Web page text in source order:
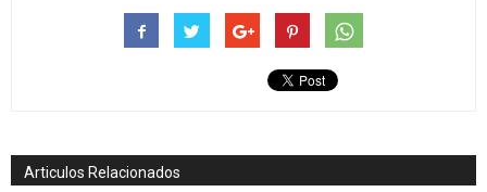
Articulos Relacionados